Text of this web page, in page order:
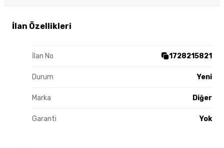
İlan Özellikleri
İlan No 1728215821
Durum Yeni
Marka Diğer
Garanti Yok